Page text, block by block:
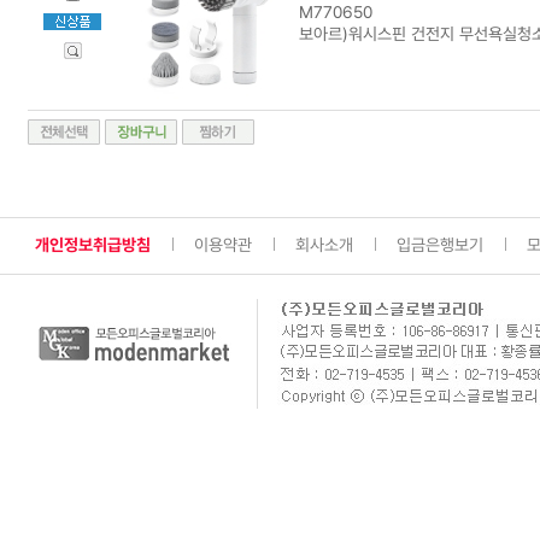
M770650
보아르)워시스핀 건전지 무선욕실
개인정보취급방침 이용약관 회사소개 입금은행보기